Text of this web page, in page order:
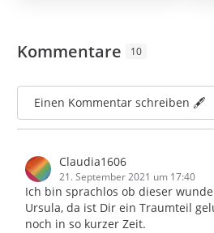
Kommentare 10
Einen Kommentar schreiben 🖋️
Claudia1606
21. September 2021 um 17:40
Ich bin sprachlos ob dieser
Ursula, da ist Dir ein Traumteil
noch in so kurzer Zeit.